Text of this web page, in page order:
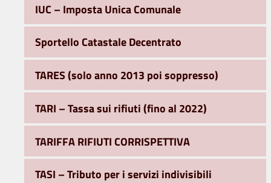
IUC – Imposta Unica Comunale
Sportello Catastale Decentrato
TARES (solo anno 2013 poi soppresso)
TARI – Tassa sui rifiuti (fino al 2022)
TARIFFA RIFIUTI CORRISPETTIVA
TASI – Tributo per i servizi indivisibili